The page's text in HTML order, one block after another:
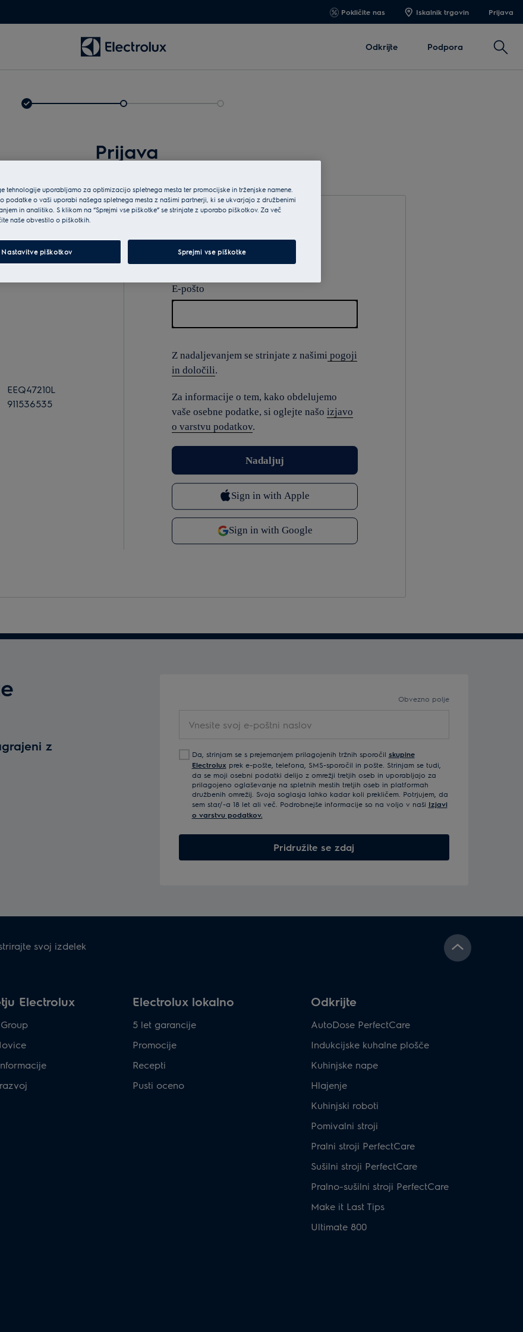
Pokličite nas Iskalnik trgovin Prijava
Odkrijte Podpora Išči
Prijava
EEQ47210L
911536535
Vnesite e-pošto
E-pošto
Z nadaljevanjem se strinjate z našimi pogoji
in določili.
Za informacije o tem, kako obdelujemo
vaše osebne podatke, si oglejte našo izjavo
o varstvu podatkov.
z
Obvezno polje
Da, strinjam se s prejemanjem prilagojenih tržnih sporočil skupine
Electrolux prek e-pošte, telefona, SMS-sporočil in pošte. Strinjam se tudi,
da se moji osebni podatki delijo z omrežji tretjih oseb in uporabljajo za
prilagojeno oglaševanje na spletnih mestih tretjih oseb in platformah
družbenih omrežij. Svoja soglasja lahko kadar koli prekličem. Potrjujem, da
sem star/-a 18 let ali več. Podrobnejše informacije so na voljo v naši Izjavi
o varstvu podatkov.
Pridružite se zdaj
svoj izdelek
Electrolux Electrolux lokalno
5 let garancije
Promocije
Recepti
Pusti oceno
Odkrijte
AutoDose PerfectCare
Indukcijske kuhalne plošče
Kuhinjske nape
Hlajenje
Kuhinjski roboti
Pomivalni stroji
Pralni stroji PerfectCare
Sušilni stroji PerfectCare
Pralno-sušilni stroji PerfectCare
Make it Last Tips
Ultimate 800
tehnologije uporabljamo za optimizacijo spletnega mesta ter promocijske in trženjske namene.
podatke o vaši uporabi našega spletnega mesta z našimi partnerji, ki se ukvarjajo z družbenimi
in analitiko. S klikom na “Sprejmi vse piškotke” se strinjate z uporabo piškotkov. Za več
naše obvestilo o piškotkih.
Nastavitve piškotkov Sprejmi vse piškotke